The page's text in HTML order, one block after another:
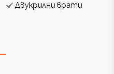
Двукрилни врати